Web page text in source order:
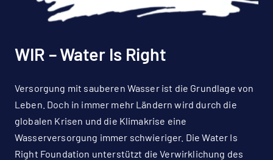
WIR – Water Is Right
Versorgung mit sauberen Wasser ist die Grundlage von
Leben. Doch in immer mehr Ländern wird durch die
globalen Krisen und die Klimakrise eine
Wasserversorgung immer schwieriger. Die Water Is
Right Foundation unterstützt die Verwirklichung des